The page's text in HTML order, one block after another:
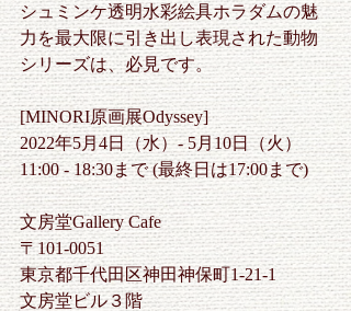
シュミンケ透明水彩絵具ホラダムの魅
力を最大限に引き出し表現された動物
シリーズは、必見です。
[MINORI原画展Odyssey]
2022年5月4日（水）- 5月10日（火）
11:00 - 18:30まで (最終日は17:00まで)
文房堂Gallery Cafe
〒101-0051
東京都千代田区神田神保町1-21-1
文房堂ビル３階